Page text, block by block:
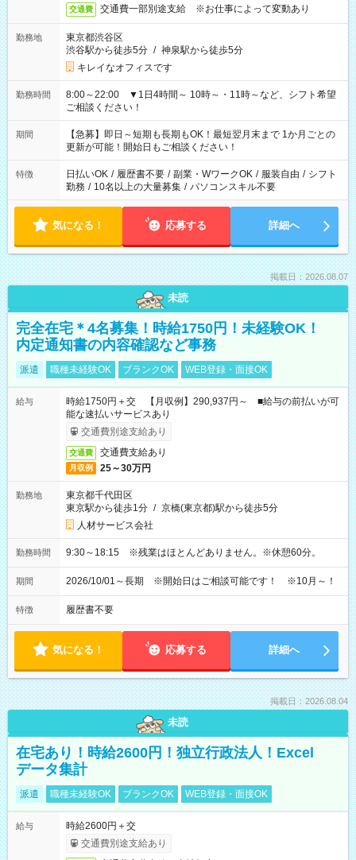
交通費 交通費一部別途支給 ※お仕事によって変動あり
勤務地
東京都渋谷区
渋谷駅から徒歩5分 / 神泉駅から徒歩5分
キレイなオフィスです
勤務時間
8:00～22:00 ▼1日4時間～ 10時～・11時～など、シフト希望
ご相談ください！
期間
【急募】即日～短期も長期もOK！最短翌月末まで 1か月ごとの
更新が可能！開始日もご相談ください！
特徴 日払いOK / 履歴書不要 / 副業・WワークOK / 服装自由 / シフト
勤務 / 10名以上の大量募集 / パソコンスキル不要
気になる！ 応募する 詳細へ
掲載日：2026.08.07
未読
完全在宅＊4名募集！時給1750円！未経験OK！
内定通知書の内容確認など事務
派遣 職種未経験OK ブランクOK WEB登録・面接OK
給与
時給1750円＋交 【月収例】290,937円～ ■給与の前払いが可
能な速払いサービスあり
交通費別途支給あり
交通費 交通費支給あり
月収例 25～30万円
勤務地
東京都千代田区
東京駅から徒歩1分 / 京橋(東京都)駅から徒歩5分
人材サービス会社
勤務時間 9:30～18:15 ※残業はほとんどありません。※休憩60分。
期間 2026/10/01～長期 ※開始日はご相談可能です！ ※10月～！
特徴 履歴書不要
気になる！ 応募する 詳細へ
掲載日：2026.08.04
未読
在宅あり！時給2600円！独立行政法人！Excel
データ集計
派遣 職種未経験OK ブランクOK WEB登録・面接OK
給与
時給2600円＋交
交通費別途支給あり